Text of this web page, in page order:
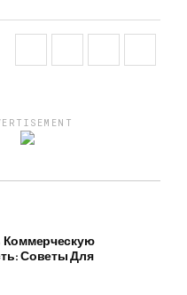
Коммерческую
Советы Для